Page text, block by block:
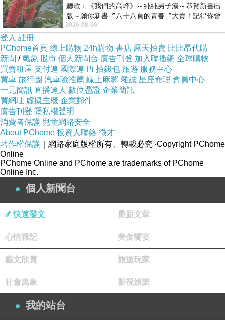
監視孩子，沈伯洋聲稱有警覺是好事，怎麼從來
沒有說這是在公審孩子？洪素珠在鳳山街頭上怒
罵所有榮民老前輩，還叫他們滾回大陸，怎麼從
來不說這是在公審老榮民前輩？所以簡煥宗他還
好意思講？
簡煥宗講出只不過是八歲小孩這句話，足以表示
他對解決校園霸凌根本完全不了解，就因他是八
歲孩子，就可以推卸責任？而且還把責任都推給
韓國瑜！
如果說，賴瑞隆的孩子滿二十歲，會不會像鄭捷
一樣跑到台北捷運到處殺人？然後，還要把責任
都推給柯志恩？光是龍華國中的孩子遭受校園霸
凌和賴瑞隆的兒子去霸凌別人家小孩，這些民進
黨高雄市議員都死到哪裡去了？高雄民進黨這七
位立委到底死到哪去了？
既然民進黨對處理校園霸凌這件事不了解，就請
他們閉嘴！不說話沒人把他們當成啞巴！我煩請
教育部，對於龍華國中的霸凌事件，拜託請他們
好好重視！
龍華國中現在的學生真糟糕☹️現在小孩做的事，
還自拍PO文
聽歌：《我們的高峰》～純純男子漢～恭賀新書出
版～願你新書〞八十八頁的青春〞大賣！記得你曾
經在我的版留言…「好讚的圖^^感覺大家
2026-08-06
登入 註冊
PChome首頁 線上購物 24h購物 書店 露天拍賣 比比昂代購
新聞 /氣象 股市 個人新聞台 廣告刊登 加入聯播網 全球購物
買賣租屋 支付連 國際連 Pi 拍錢包 旅遊 服務中心
買車 旅行團 汽車險推薦 線上麻將 雜誌 星座命理 會員中心
一元簡訊 直播達人 數位憑證 企業簡訊
買網址 虛擬主機 企業郵件
廣告刊登 隱私權聲明
消費者保護 兒童網路安全
About PChome 投資人聯絡 徵才
著作權保護 ｜網路家庭版權所有、轉載必究 ‧Copyright PChome
Online
PChome Online and PChome are trademarks of PChome
Online Inc.
個人新聞台
快速發文 最新文章
心情雜記 美食饗宴
藝文欣賞 旅遊玩家
社會萬象 影視娛樂
我的站台